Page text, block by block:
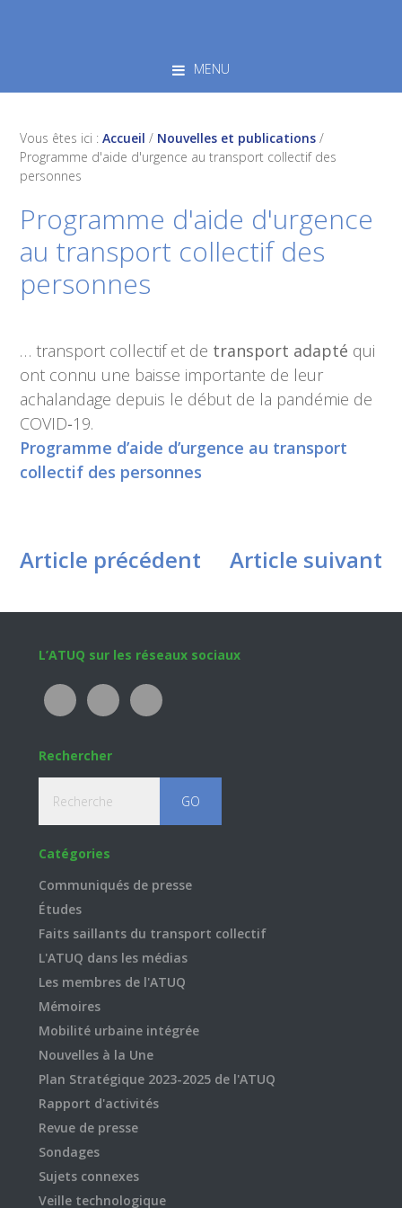
MENU
Vous êtes ici :Accueil / Nouvelles et publications /
Programme d'aide d'urgence au transport collectif des
personnes
Programme d'aide d'urgence
au transport collectif des
personnes
… transport collectif et de transport adapté qui
ont connu une baisse importante de leur
achalandage depuis le début de la pandémie de
COVID‑19.
Programme d’aide d’urgence au transport
collectif des personnes
Article précédent Article suivant
Footer
L’ATUQ sur les réseaux sociaux
Rechercher
Catégories
Communiqués de presse
Études
Faits saillants du transport collectif
L'ATUQ dans les médias
Les membres de l'ATUQ
Mémoires
Mobilité urbaine intégrée
Nouvelles à la Une
Plan Stratégique 2023-2025 de l'ATUQ
Rapport d'activités
Revue de presse
Sondages
Sujets connexes
Veille technologique